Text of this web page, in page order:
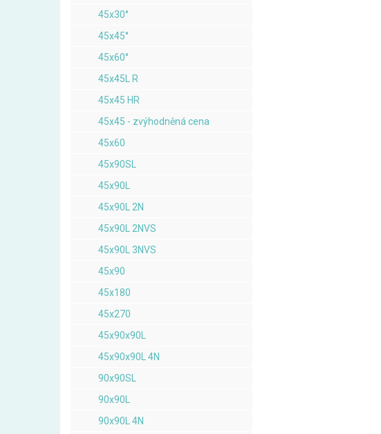
45x30°
45x45°
45x60°
45x45L R
45x45 HR
45x45 - zvýhodněná cena
45x60
45x90SL
45x90L
45x90L 2N
45x90L 2NVS
45x90L 3NVS
45x90
45x180
45x270
45x90x90L
45x90x90L 4N
90x90SL
90x90L
90x90L 4N